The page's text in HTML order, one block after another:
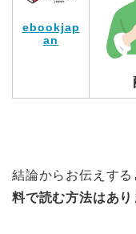
ebookjap
an
結論からお伝えする
料で読む方法はあり